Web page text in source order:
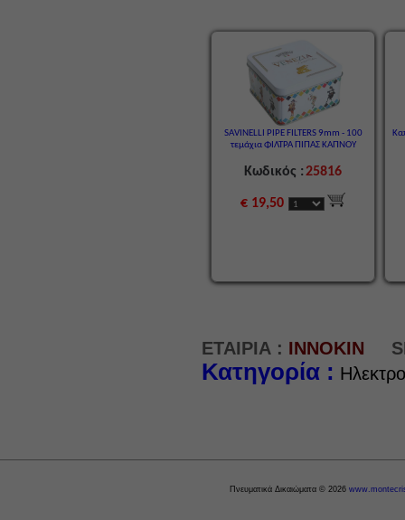
SAVINELLI PIPE FILTERS 9mm - 100
τεμάχια ΦΙΛΤΡΑ ΠΙΠΑΣ ΚΑΠΝΟΥ
Κωδικός :25816
€ 19,50
ΕΤΑΙΡΙΑ : INNOKIN
Κατηγορία :
Πνευματικά Δικαιώματα © 2026